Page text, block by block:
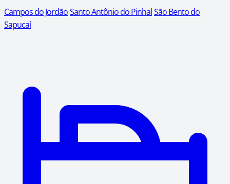
Campos do JordãoSanto Antônio do PinhalSão Bento do
Sapucaí